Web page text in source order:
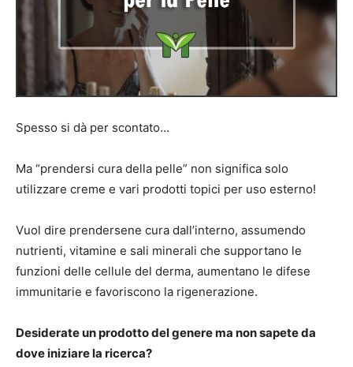
Spesso si dà per scontato…
Ma “prendersi cura della pelle” non significa solo
utilizzare creme e vari prodotti topici per uso esterno!
Vuol dire prendersene cura dall’interno, assumendo
nutrienti, vitamine e sali minerali che supportano le
funzioni delle cellule del derma, aumentano le difese
immunitarie e favoriscono la rigenerazione.
Desiderate un prodotto del genere ma non sapete da
dove iniziare la ricerca?